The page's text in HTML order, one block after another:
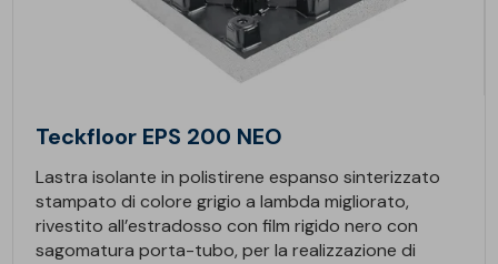
Teckfloor EPS 200 NEO
Lastra isolante in polistirene espanso sinterizzato
stampato di colore grigio a lambda migliorato,
rivestito all’estradosso con film rigido nero con
sagomatura porta-tubo, per la realizzazione di